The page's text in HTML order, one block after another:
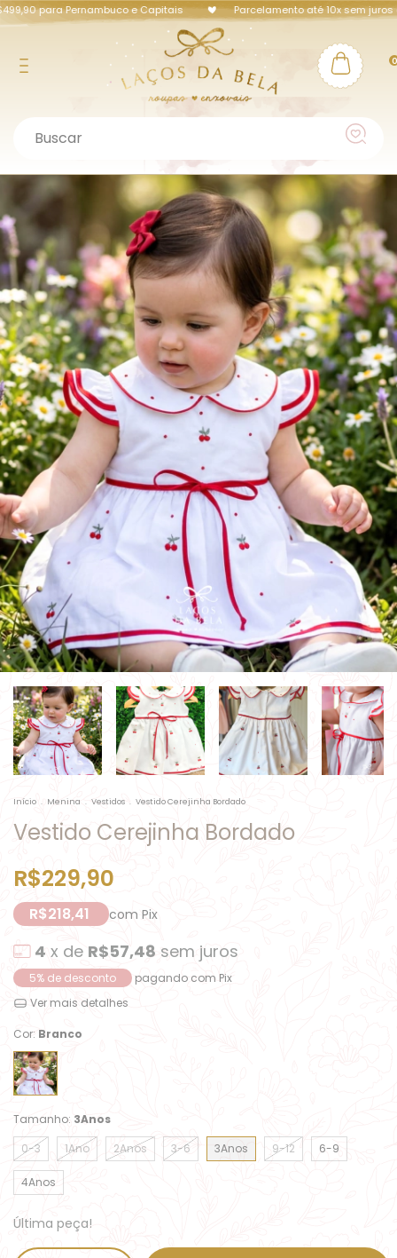
para Pernambuco e Capitais Parcelamento até 10x sem juros ou
Início . Menina . Vestidos . Vestido Cerejinha Bordado
Vestido Cerejinha Bordado
R$229,90
R$218,41 com Pix
4 x de R$57,48 sem juros
5% de desconto
pagando com Pix
Ver mais detalhes
Cor: Branco
Tamanho: 3Anos
0-3
1Ano 2Anos 3-6 3Anos 9-12 6-9
4Anos
Última peça!